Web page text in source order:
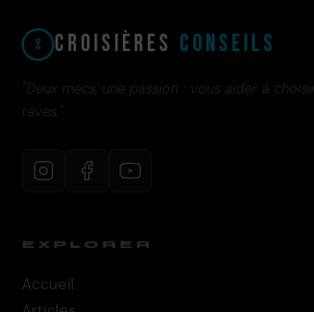
Croisières Conseils
"Deux mecs, une passion : vous aider à
rêves."
EXPLORER
Accueil